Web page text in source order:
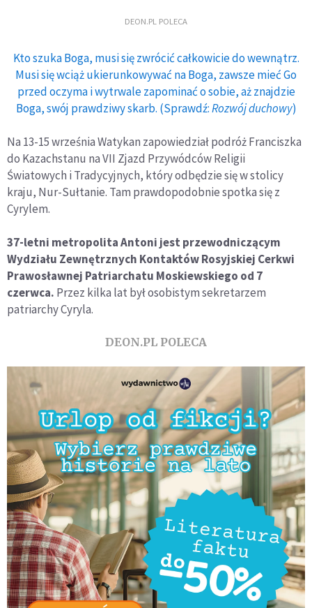
DEON.PL POLECA
Kto szuka Boga, musi się zwrócić całkowicie do wewnątrz.
Musi się wciąż ukierunkowywać na Boga, zawsze mieć Go
przed oczyma i wytrwale zapominać o sobie, aż znajdzie
Boga, swój prawdziwy skarb. (Sprawdź:Rozwój duchowy)
Na 13-15 września Watykan zapowiedział podróż Franciszka
do Kazachstanu na VII Zjazd Przywódców Religii
Światowych i Tradycyjnych, który odbędzie się w stolicy
kraju, Nur-Sułtanie. Tam prawdopodobnie spotka się z
Cyrylem.
37-letni metropolita Antoni jest przewodniczącym
Wydziału Zewnętrznych Kontaktów Rosyjskiej Cerkwi
Prawosławnej Patriarchatu Moskiewskiego od 7
czerwca. Przez kilka lat był osobistym sekretarzem
patriarchy Cyryla.
DEON.PL POLECA